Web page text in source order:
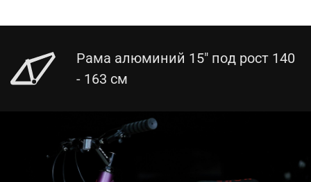
Рама алюминий 15" под рост 140
- 163 см